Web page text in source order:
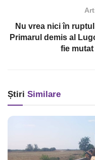
Nu vrea nici în
Primarul demis al
fie
Știri Similare